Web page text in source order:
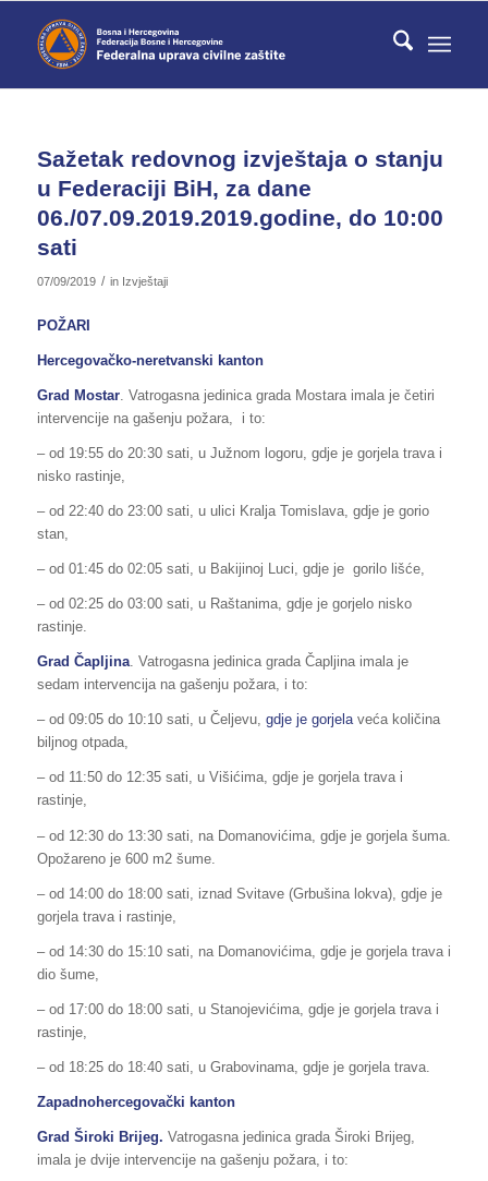
Sažetak redovnog izvještaja o stanju
u Federaciji BiH, za dane
06./07.09.2019.2019.godine, do 10:00
sati
07/09/2019 / in Izvještaji
POŽARI
Hercegovačko-neretvanski kanton
Grad Mostar. Vatrogasna jedinica grada Mostara imala je četiri
intervencije na gašenju požara, i to:
– od 19:55 do 20:30 sati, u Južnom logoru, gdje je gorjela trava i
nisko rastinje,
– od 22:40 do 23:00 sati, u ulici Kralja Tomislava, gdje je gorio
stan,
– od 01:45 do 02:05 sati, u Bakijinoj Luci, gdje je gorilo lišće,
– od 02:25 do 03:00 sati, u Raštanima, gdje je gorjelo nisko
rastinje.
Grad Čapljina. Vatrogasna jedinica grada Čapljina imala je
sedam intervencija na gašenju požara, i to:
– od 09:05 do 10:10 sati, u Čeljevu, gdje je gorjela veća količina
biljnog otpada,
– od 11:50 do 12:35 sati, u Višićima, gdje je gorjela trava i
rastinje,
– od 12:30 do 13:30 sati, na Domanovićima, gdje je gorjela šuma.
Opožareno je 600 m2 šume.
– od 14:00 do 18:00 sati, iznad Svitave (Grbušina lokva), gdje je
gorjela trava i rastinje,
– od 14:30 do 15:10 sati, na Domanovićima, gdje je gorjela trava i
dio šume,
– od 17:00 do 18:00 sati, u Stanojevićima, gdje je gorjela trava i
rastinje,
– od 18:25 do 18:40 sati, u Grabovinama, gdje je gorjela trava.
Zapadnohercegovački kanton
Grad Široki Brijeg. Vatrogasna jedinica grada Široki Brijeg,
imala je dvije intervencije na gašenju požara, i to: